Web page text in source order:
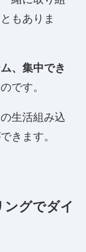
もありま
、集中でき
のです。
生活組み込
きます。
グでダイ